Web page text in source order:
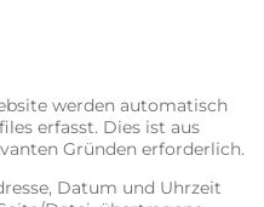
werden automatisch
erfasst. Dies ist aus
Gründen erforderlich.
Datum und Uhrzeit